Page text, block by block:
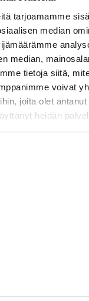
tarjoamamme
median
median,
tietoja siitä,
voivat
joita olet
heidän